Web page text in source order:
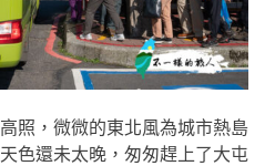
照，微微的東北風為城市熱島
色還未太晚，匆匆趕上了大屯